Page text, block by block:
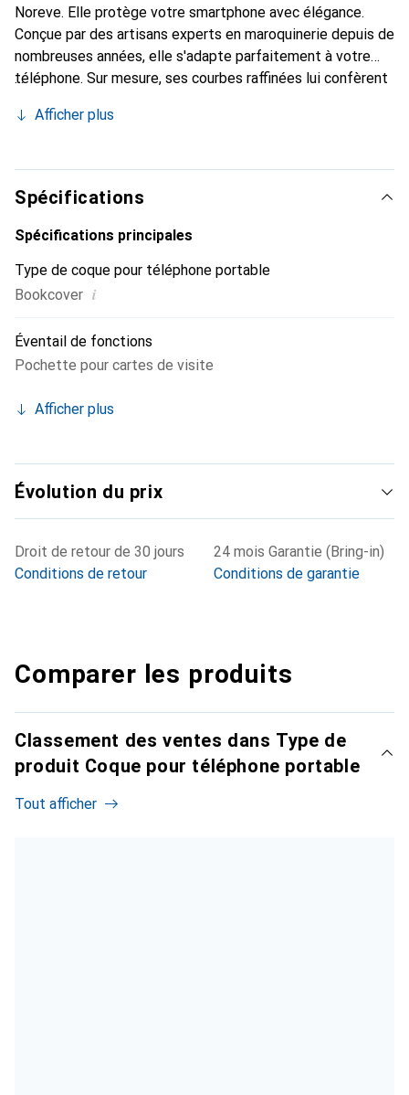
Noreve. Elle protège votre smartphone avec élégance.
Conçue par des artisans experts en maroquinerie depuis de
nombreuses années, elle s'adapte parfaitement à votre
téléphone. Sur mesure, ses courbes raffinées lui confèrent
et indispensable pour votre smartphone. Reconnaître
marque Noreve est un choix sûr pour une clientèle
exigeante.
Afficher plus
Spécifications
Spécifications principales
Type de coque pour téléphone portable
Bookcover i
Éventail de fonctions
Pochette pour cartes de visite
Afficher plus
Évolution du prix
Droit de retour de 30 jours
Conditions de retour
24 mois Garantie (Bring-in)
Conditions de garantie
Comparer les produits
Classement des ventes dans Type de
produit Coque pour téléphone portable
Tout afficher